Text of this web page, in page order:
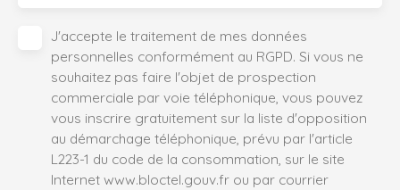
J'accepte le traitement de mes données
personnelles conformément au RGPD. Si vous ne
souhaitez pas faire l'objet de prospection
commerciale par voie téléphonique, vous pouvez
vous inscrire gratuitement sur la liste d'opposition
au démarchage téléphonique, prévu par l'article
L223-1 du code de la consommation, sur le site
Internet www.bloctel.gouv.fr ou par courrier